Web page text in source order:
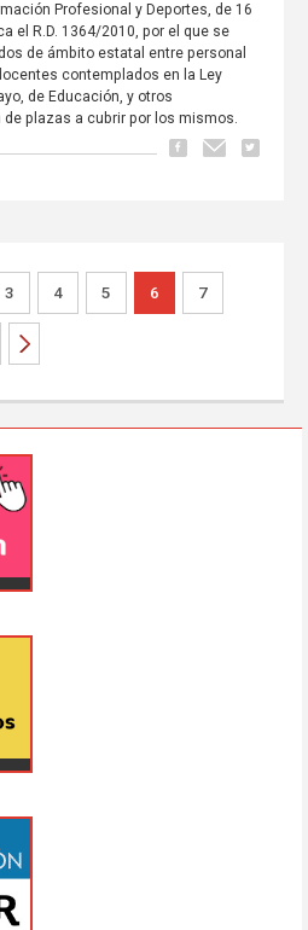
Profesional y Deportes, de 16
el R.D. 1364/2010, por el que se
de ámbito estatal entre personal
contemplados en la Ley
de Educación, y otros
plazas a cubrir por los mismos.
3 4 5 6 7